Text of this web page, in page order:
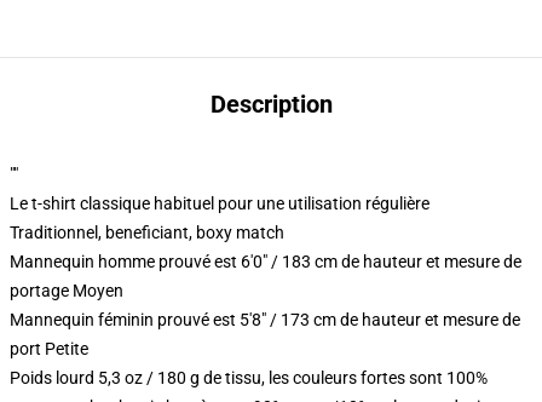
Description
""
Le t-shirt classique habituel pour une utilisation régulière
Traditionnel, beneficiant, boxy match
Mannequin homme prouvé est 6'0" / 183 cm de hauteur et mesure de
portage Moyen
Mannequin féminin prouvé est 5'8" / 173 cm de hauteur et mesure de
port Petite
Poids lourd 5,3 oz / 180 g de tissu, les couleurs fortes sont 100%